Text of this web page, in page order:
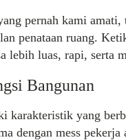
pernah kami
penataan ruang.
lebih luas, rapi,
Bangunan
karakteristik yang
dengan mess